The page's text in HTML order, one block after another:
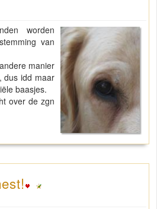
worden
van
manier
dus idd maar
baasjes.
over de zgn